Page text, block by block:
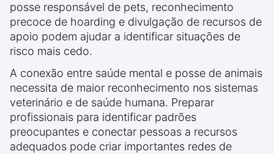
posse responsável de pets, reconhecimento
precoce de hoarding e divulgação de recursos de
apoio podem ajudar a identificar situações de
risco mais cedo.
A conexão entre saúde mental e posse de animais
necessita de maior reconhecimento nos sistemas
veterinário e de saúde humana. Preparar
profissionais para identificar padrões
preocupantes e conectar pessoas a recursos
adequados pode criar importantes redes de